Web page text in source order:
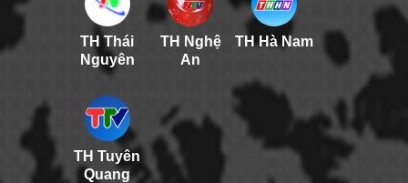
TH Thái
Nguyên
TH Nghệ
An
TH Hà Nam
TH Tuyên
Quang